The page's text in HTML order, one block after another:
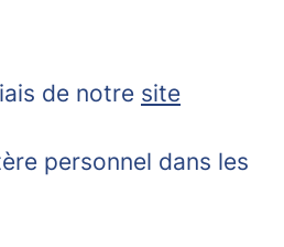
de notre site
personnel dans les